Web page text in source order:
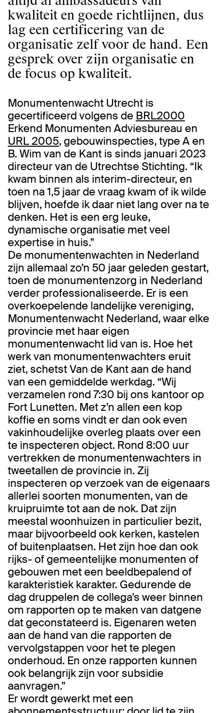
kwaliteit en goede richtlijnen, dus
lag een certificering van de
organisatie zelf voor de hand. Een
gesprek over zijn organisatie en
de focus op kwaliteit.
Monumentenwacht Utrecht is
gecertificeerd volgens de BRL2000
Erkend Monumenten Adviesbureau en
URL 2005, gebouwinspecties, type A en
B. Wim van de Kant is sinds januari 2023
directeur van de Utrechtse Stichting. “Ik
kwam binnen als interim-directeur, en
toen na 1,5 jaar de vraag kwam of ik wilde
blijven, hoefde ik daar niet lang over na te
denken. Het is een erg leuke,
dynamische organisatie met veel
expertise in huis.”
De monumentenwachten in Nederland
zijn allemaal zo’n 50 jaar geleden gestart,
toen de monumentenzorg in Nederland
verder professionaliseerde. Er is een
overkoepelende landelijke vereniging,
Monumentenwacht Nederland, waar elke
provincie met haar eigen
monumentenwacht lid van is. Hoe het
werk van monumentenwachters eruit
ziet, schetst Van de Kant aan de hand
van een gemiddelde werkdag. “Wij
verzamelen rond 7:30 bij ons kantoor op
Fort Lunetten. Met z’n allen een kop
koffie en soms vindt er dan ook even
vakinhoudelijke overleg plaats over een
te inspecteren object. Rond 8:00 uur
vertrekken de monumentenwachters in
tweetallen de provincie in. Zij
inspecteren op verzoek van de eigenaars
allerlei soorten monumenten, van de
kruipruimte tot aan de nok. Dat zijn
meestal woonhuizen in particulier bezit,
maar bijvoorbeeld ook kerken, kastelen
of buitenplaatsen. Het zijn hoe dan ook
rijks- of gemeentelijke monumenten of
gebouwen met een beeldbepalend of
karakteristiek karakter. Gedurende de
dag druppelen de collega’s weer binnen
om rapporten op te maken van datgene
dat geconstateerd is. Eigenaren weten
aan de hand van die rapporten de
vervolgstappen voor het te plegen
onderhoud. En onze rapporten kunnen
ook belangrijk zijn voor subsidie
aanvragen.”
Er wordt gewerkt met een